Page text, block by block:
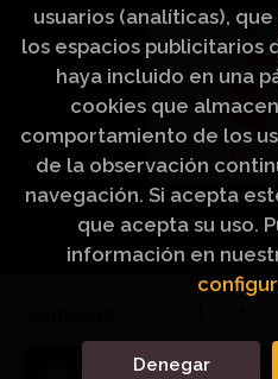
Artículos
usuarios (analíticas),
los espacios publicitarios
haya incluido en una
cookies que
comportamiento de los
de la observación
navegación. Si acepta
que acepta su uso.
información en
Denegar